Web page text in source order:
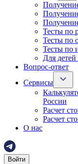
Тесты по
Тесты по
Тесты по
Для
Вопрос-ответ
Сервисы
России
Расчет
Расчет
О нас
Войти